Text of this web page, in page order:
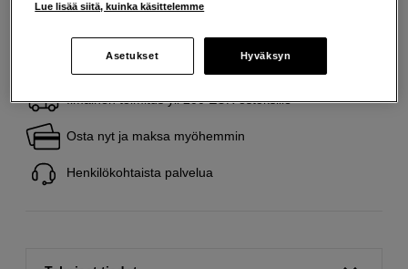
Ilmainen toimitus yli 200 EUR ostoksille
Osta nyt ja maksa myöhemmin
Henkilökohtaista palvelua
Lue lisää siitä, kuinka käsittelemme
Asetukset Hyväksyn